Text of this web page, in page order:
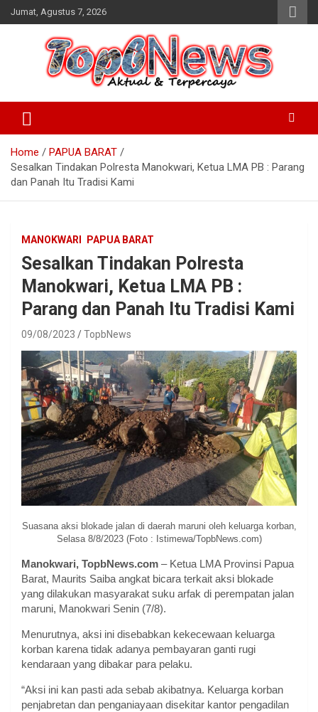
Skip
to
Jumat, Agustus 7, 2026
Home
PAPUA BARAT
Sesalkan Tindakan Polresta Manokwari, Ketua LMA PB : Parang
dan Panah Itu Tradisi Kami
MANOKWARI PAPUA BARAT
Sesalkan Tindakan Polresta
Manokwari, Ketua LMA PB :
Parang dan Panah Itu Tradisi Kami
09/08/2023 TopbNews
Suasana aksi blokade jalan di daerah maruni oleh keluarga korban,
Selasa 8/8/2023 (Foto : Istimewa/TopbNews.com)
Manokwari, TopbNews.com – Ketua LMA Provinsi Papua
Barat, Maurits Saiba angkat bicara terkait aksi blokade
yang dilakukan masyarakat suku arfak di perempatan jalan
maruni, Manokwari Senin (7/8).
Menurutnya, aksi ini disebabkan kekecewaan keluarga
korban karena tidak adanya pembayaran ganti rugi
kendaraan yang dibakar para pelaku.
“Aksi ini kan pasti ada sebab akibatnya. Keluarga korban
penjabretan dan penganiayaan disekitar kantor pengadilan